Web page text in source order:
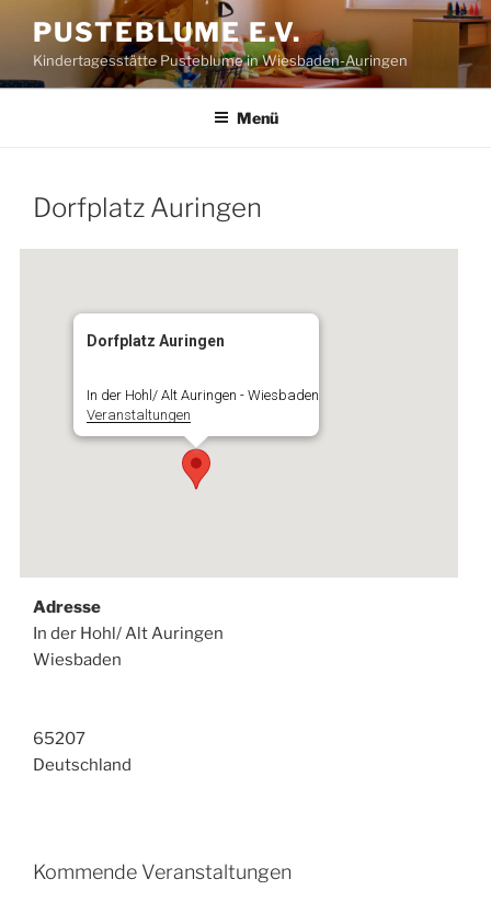
Inhalt
springen
PUSTEBLUME E.V.
Kindertagesstätte Pusteblume in Wiesbaden-Auringen
Menü
Dorfplatz Auringen
Dorfplatz Auringen
In der Hohl/ Alt Auringen - Wiesbaden
Veranstaltungen
Adresse
In der Hohl/ Alt Auringen
Wiesbaden
65207
Deutschland
Kommende Veranstaltungen